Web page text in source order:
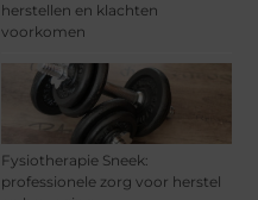
herstellen en klachten
voorkomen
Fysiotherapie Sneek:
professionele zorg voor herstel